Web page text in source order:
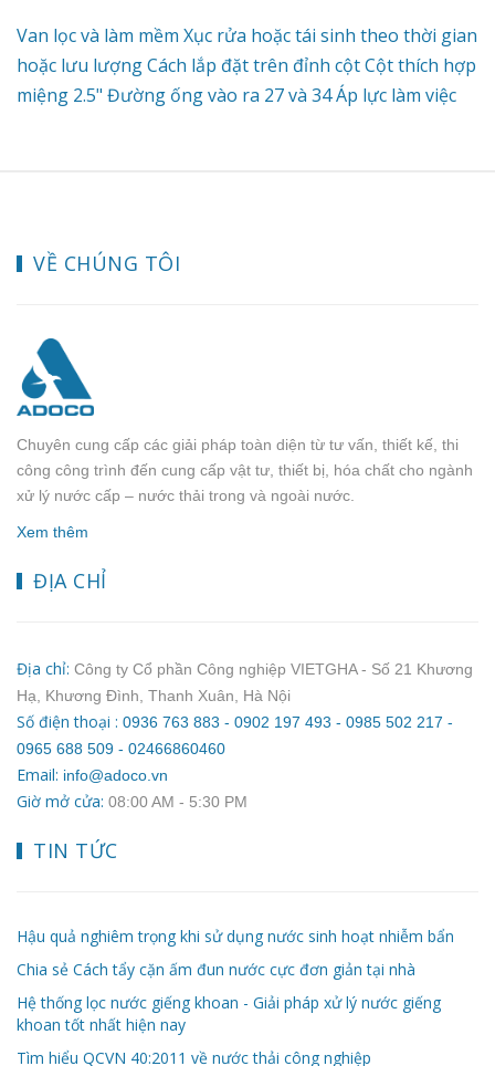
Van lọc và làm mềm Xục rửa hoặc tái sinh theo thời gian
hoặc lưu lượng Cách lắp đặt trên đỉnh cột Cột thích hợp
miệng 2.5" Đường ống vào ra 27 và 34 Áp lực làm việc
biết thêm chi tiết và nhận báo giá tốt nhất xin liên hệ
VỀ CHÚNG TÔI
Chuyên cung cấp các giải pháp toàn diện từ tư vấn, thiết kế, thi
công công trình đến cung cấp vật tư, thiết bị, hóa chất cho ngành
xử lý nước cấp – nước thải trong và ngoài nước.
Xem thêm
ĐỊA CHỈ
Địa chỉ: Công ty Cổ phần Công nghiệp VIETGHA - Số 21 Khương
Hạ, Khương Đình, Thanh Xuân, Hà Nội
Số điện thoại : 0936 763 883 - 0902 197 493 - 0985 502 217 -
0965 688 509 - 02466860460
Email: info@adoco.vn
Giờ mở cửa: 08:00 AM ‐ 5:30 PM
TIN TỨC
Hậu quả nghiêm trọng khi sử dụng nước sinh hoạt nhiễm bẩn
Chia sẻ Cách tẩy cặn ấm đun nước cực đơn giản tại nhà
Hệ thống lọc nước giếng khoan - Giải pháp xử lý nước giếng
khoan tốt nhất hiện nay
Tìm hiểu QCVN 40:2011 về nước thải công nghiệp